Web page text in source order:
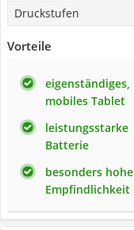
Druckstufen
Vorteile
eigenständiges,
mobiles Tablet
leistungsstarke
Batterie
besonders hohe
Empfindlichkeit